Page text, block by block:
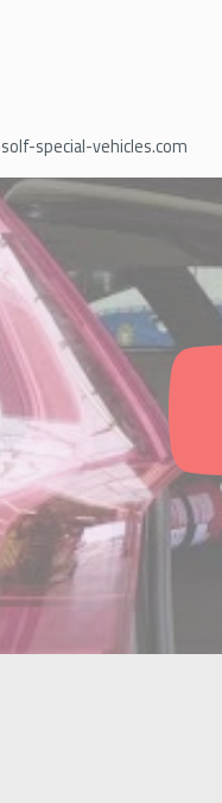
special-vehicles.com